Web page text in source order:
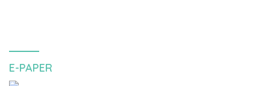
E-PAPER